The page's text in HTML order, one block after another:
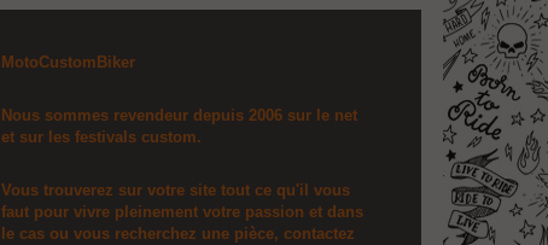
MotoCustomBiker
Nous sommes revendeur depuis 2006 sur le net
et sur les festivals custom.
Vous trouverez sur votre site tout ce qu'il vous
faut pour vivre pleinement votre passion et dans
le cas ou vous recherchez une pièce, contactez